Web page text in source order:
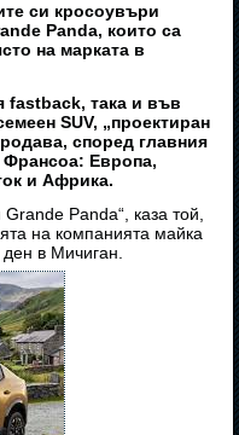
си кросоувъри
Panda, които са
на марката в
fastback, така и във
SUV, „проектиран
според главния
Европа,
и Африка.
Panda“, каза той,
на компанията майка
ден в Мичиган.